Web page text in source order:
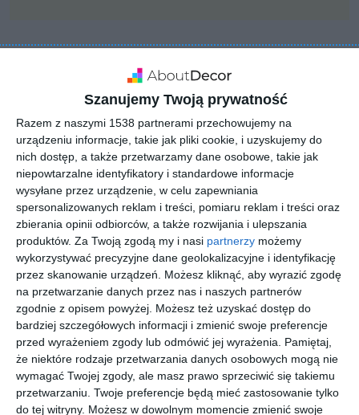
Szanujemy Twoją prywatność
Razem z naszymi 1538 partnerami przechowujemy na
urządzeniu informacje, takie jak pliki cookie, i uzyskujemy do
nich dostęp, a także przetwarzamy dane osobowe, takie jak
niepowtarzalne identyfikatory i standardowe informacje
wysyłane przez urządzenie, w celu zapewniania
spersonalizowanych reklam i treści, pomiaru reklam i treści oraz
zbierania opinii odbiorców, a także rozwijania i ulepszania
produktów. Za Twoją zgodą my i nasi partnerzy możemy
wykorzystywać precyzyjne dane geolokalizacyjne i identyfikację
przez skanowanie urządzeń. Możesz kliknąć, aby wyrazić zgodę
na przetwarzanie danych przez nas i naszych partnerów
zgodnie z opisem powyżej. Możesz też uzyskać dostęp do
bardziej szczegółowych informacji i zmienić swoje preferencje
przed wyrażeniem zgody lub odmówić jej wyrażenia.
Pamiętaj,
że niektóre rodzaje przetwarzania danych osobowych mogą nie
wymagać Twojej zgody, ale masz prawo sprzeciwić się takiemu
przetwarzaniu. Twoje preferencje będą mieć zastosowanie tylko
do tej witryny. Możesz w dowolnym momencie zmienić swoje
Sypialnia z kolorze szaro-
białym
Sypialnia z kolorze szaro-białym z uchylnymi oknami Fakro.
AUTOR:FAKRO
DODAJ DO ULUBIONYCH
UDOSTĘPNIJ
Pozostałe zdjęcia w projekcie:Okna dachowe FAKRO